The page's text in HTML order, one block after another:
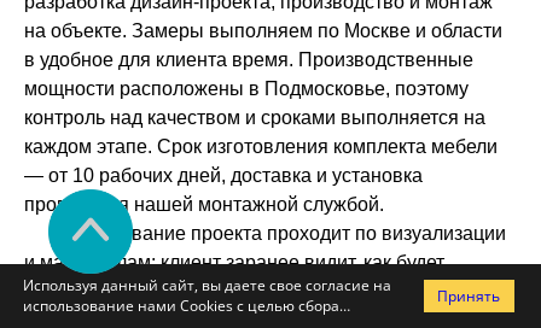
на объекте. Замеры выполняем по Москве и области
в удобное для клиента время. Производственные
мощности расположены в Подмосковье, поэтому
контроль над качеством и сроками выполняется на
каждом этапе. Срок изготовления комплекта мебели
— от 10 рабочих дней, доставка и установка
проводятся нашей монтажной службой.
Согласование проекта проходит по визуализации
и материалам: клиент заранее видит, как будет
выглядеть готовое оборудование, как размещаются
витрины и стойки, каким образом распределено
Используя данный сайт, вы даете свое согласие на
использование нами Cookies с целью сбора
Принять